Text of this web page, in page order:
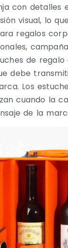
con detalles
visual, lo
regalos
de
debe
Los
cuando la
de la